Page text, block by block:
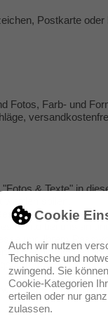
Cookie
Auch wir nutzen
Technische und
zwingend. Sie
Cookie-Kategorien
erteilen oder nur
zulassen.
Postkarte
Fotos, Farb- und
& Texte" in
sollen.
in der
Konto bei uns an
und Ihrem
Rechnungsbetrag
auf
frei, werden Ihre